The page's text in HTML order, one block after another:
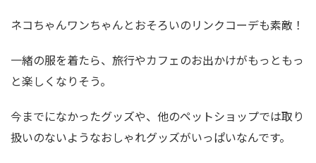
ネコちゃんワンちゃんとおそろいのリンクコーデも素敵！
一緒の服を着たら、旅行やカフェのお出かけがもっともっ
と楽しくなりそう。
今までになかったグッズや、他のペットショップでは取り
扱いのないようなおしゃれグッズがいっぱいなんです。